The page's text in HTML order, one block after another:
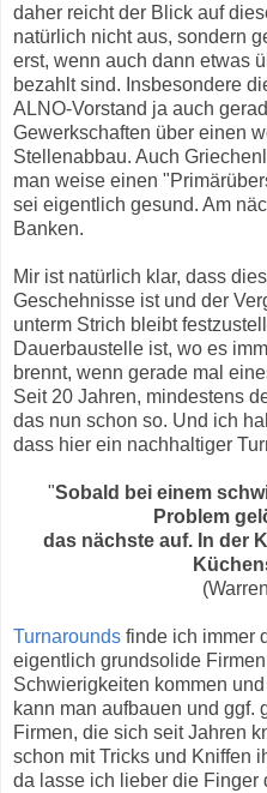
daher reicht der Blick auf
natürlich nicht aus, sondern
erst, wenn auch dann etwas
bezahlt sind. Insbesondere
ALNO-Vorstand ja auch
Gewerkschaften über einen
Stellenabbau. Auch
man weise einen
sei eigentlich gesund. Am
Banken.
Mir ist natürlich klar, dass
Geschehnisse ist und der
unterm Strich bleibt
Dauerbaustelle ist, wo es
brennt, wenn gerade mal
Seit 20 Jahren, mindestens
das nun schon so. Und ich
dass hier ein nachhaltiger
"Sobald bei einem
Problem
das nächste auf. In der
Turnarounds finde ich immer
eigentlich grundsolide
Schwierigkeiten kommen
kann man aufbauen und ggf.
Firmen, die sich seit Jahren
schon mit Tricks und Kniffen
da lasse ich lieber die Finger